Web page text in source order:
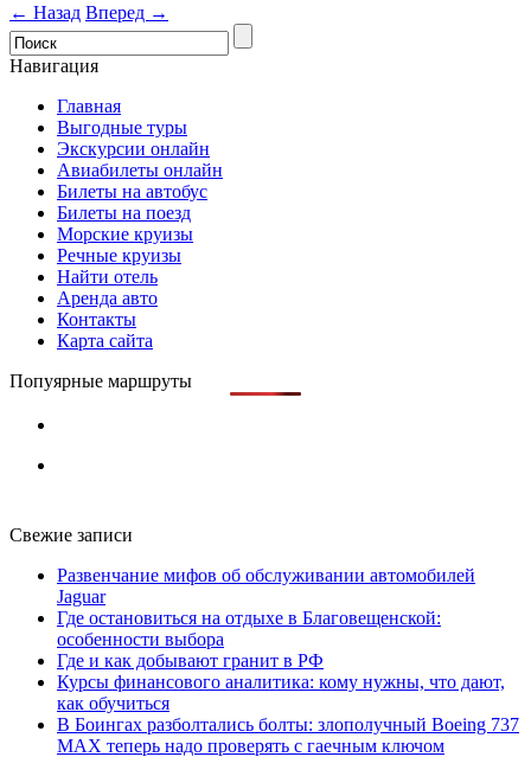
← Назад Вперед →
Навигация
Главная
Выгодные туры
Экскурсии онлайн
Авиабилеты онлайн
Билеты на автобус
Билеты на поезд
Морские круизы
Речные круизы
Найти отель
Аренда авто
Контакты
Карта сайта
Попуярные маршруты
Свежие записи
Развенчание мифов об обслуживании автомобилей
Jaguar
Где остановиться на отдыхе в Благовещенской:
особенности выбора
Где и как добывают гранит в РФ
Курсы финансового аналитика: кому нужны, что дают,
как обучиться
В Боингах разболтались болты: злополучный Boeing 737
MAX теперь надо проверять с гаечным ключом